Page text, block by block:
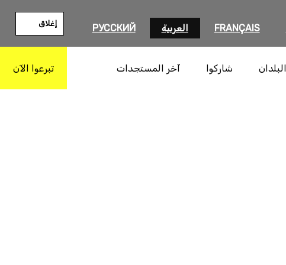
FRANÇAIS العربية РУССКИЙ إغلاق
البلدان شاركوا آخر المستجدات تبرعوا الآن